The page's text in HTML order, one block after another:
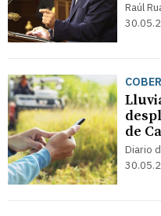
Raúl
de
Diario